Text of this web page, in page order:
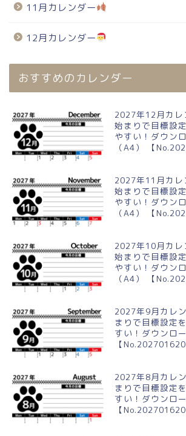
11月カレンダー
12月カレンダー
おすすめのカレンダー
2027年12月カレ
始まりで目標設
やすい！ダウン
（A4） 【
2027年11月カレ
始まりで目標設
やすい！ダウン
（A4） 【
2027年10月カレ
始まりで目標設
やすい！ダウン
（A4） 【
2027年9月カレ
まりで目標設定
すい！ダウンロ
【
2027年8月カレ
まりで目標設定
すい！ダウンロ
【